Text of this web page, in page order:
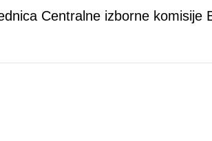
Centralne izborne komisije